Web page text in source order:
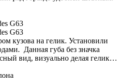
G63
G63
кузова на гелик. Установили
Данная губа без значка
вид, визуально делая гелик…